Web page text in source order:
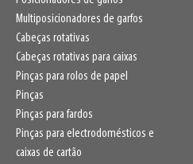
Multiposicionadores de garfos
Cabeças rotativas
Cabeças rotativas para caixas
Pinças para rolos de papel
Pinças
Pinças para fardos
Pinças para electrodomésticos e
caixas de cartão